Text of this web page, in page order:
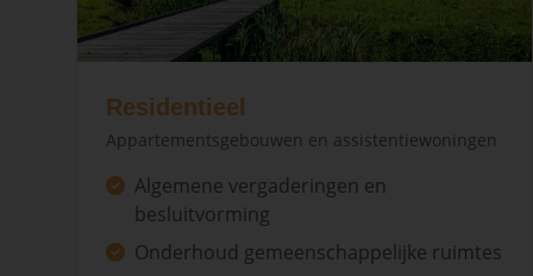
Residentieel
Appartementsgebouwen en assistentiewoningen
Algemene vergaderingen en
besluitvorming
Onderhoud gemeenschappelijke ruimtes